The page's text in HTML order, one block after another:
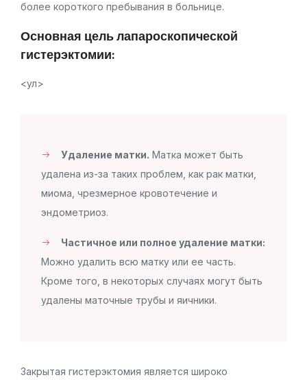
более короткого пребывания в больнице.
Основная цель лапароскопической
гистерэктомии:
<ул>
Удаление матки. Матка может быть
удалена из-за таких проблем, как рак матки,
миома, чрезмерное кровотечение и
эндометриоз.
Частичное или полное удаление матки:
Можно удалить всю матку или ее часть.
Кроме того, в некоторых случаях могут быть
удалены маточные трубы и яичники.
Закрытая гистерэктомия является широко